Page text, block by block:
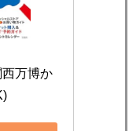
西万博か